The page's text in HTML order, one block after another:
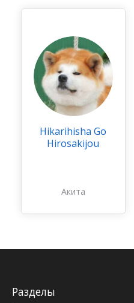
Hikarihisha Go
Hirosakijou
Акита
Разделы